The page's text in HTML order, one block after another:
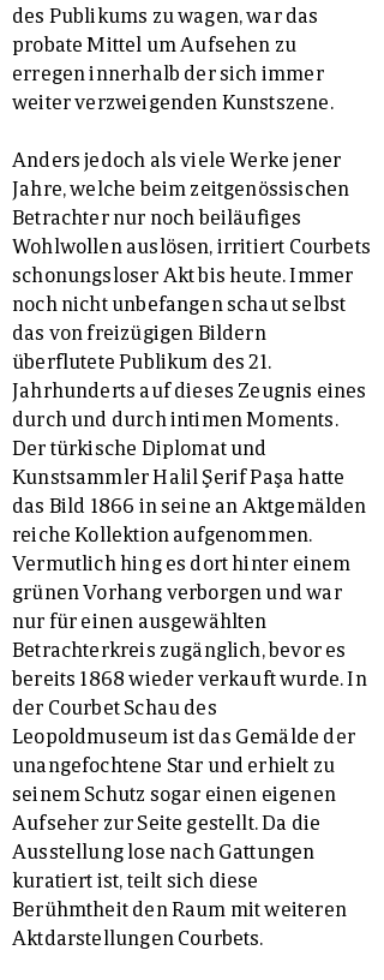
des Publikums zu wagen, war das
probate Mittel um Aufsehen zu
erregen innerhalb der sich immer
weiter verzweigenden Kunstszene.
Anders jedoch als viele Werke jener
Jahre, welche beim zeitgenössischen
Betrachter nur noch beiläufiges
Wohlwollen auslösen, irritiert Courbets
schonungsloser Akt bis heute. Immer
noch nicht unbefangen schaut selbst
das von freizügigen Bildern
überflutete Publikum des 21.
Jahrhunderts auf dieses Zeugnis eines
durch und durch intimen Moments.
Der türkische Diplomat und
Kunstsammler Halil Şerif Paşa hatte
das Bild 1866 in seine an Aktgemälden
reiche Kollektion aufgenommen.
Vermutlich hing es dort hinter einem
grünen Vorhang verborgen und war
nur für einen ausgewählten
Betrachterkreis zugänglich, bevor es
bereits 1868 wieder verkauft wurde. In
der Courbet Schau des
Leopoldmuseum ist das Gemälde der
unangefochtene Star und erhielt zu
seinem Schutz sogar einen eigenen
Aufseher zur Seite gestellt. Da die
Ausstellung lose nach Gattungen
kuratiert ist, teilt sich diese
Berühmtheit den Raum mit weiteren
Aktdarstellungen Courbets.